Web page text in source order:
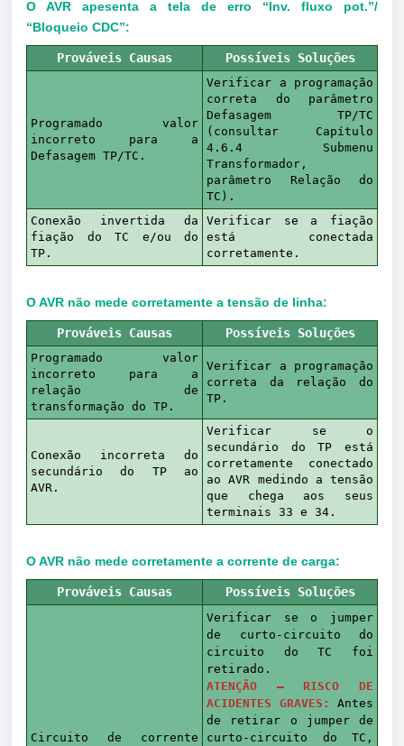
O AVR apesenta a tela de erro “Inv. fluxo pot.”/
“Bloqueio CDC”:
Prováveis Causas Possíveis Soluções
Programado valor
incorreto para a
Defasagem TP/TC.
Verificar a programação
correta do parâmetro
Defasagem TP/TC
(consultar Capítulo
4.6.4 Submenu
Transformador,
parâmetro Relação do
TC).
Conexão invertida da
fiação do TC e/ou do
TP.
Verificar se a fiação
está conectada
corretamente.
O AVR não mede corretamente a tensão de linha:
Prováveis Causas Possíveis Soluções
Programado valor
incorreto para a
relação de
transformação do TP.
Verificar a programação
correta da relação do
TP.
Conexão incorreta do
secundário do TP ao
AVR.
Verificar se o
secundário do TP está
corretamente conectado
ao AVR medindo a tensão
que chega aos seus
terminais 33 e 34.
O AVR não mede corretamente a corrente de carga:
Prováveis Causas Possíveis Soluções
Circuito de corrente
Verificar se o jumper
de curto-circuito do
circuito do TC foi
retirado.
ATENÇÃO — RISCO DE
ACIDENTES GRAVES:
Antes
de retirar o jumper de
curto-circuito do TC,